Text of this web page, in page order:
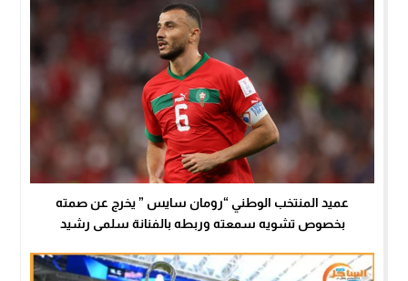
عميد المنتخب الوطني “رومان سايس ” يخرج عن صمته
بخصوص تشويه سمعته وربطه بالفنانة سلمى رشيد